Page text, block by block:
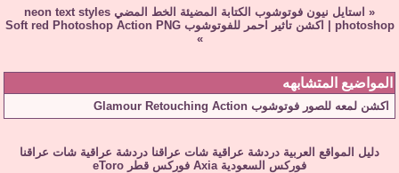
«
استايل نيون فوتوشوب الكتابة المضيئة الخط المضي neon text styles
photoshop
اكشن تاثير احمر للفوتوشوب Soft red Photoshop Action PNG
»
المواضيع المتشابهه
اكشن لمعه للصور فوتوشوب Glamour Retouching Action
دليل المواقع العربية دردشة عراقية شات عراقنا دردشة عراقية شات عراقنا
فوركس السعودية Axia فوركس قطر eToro